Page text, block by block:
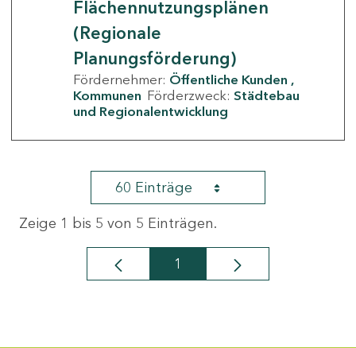
Flächennutzungsplänen
(Regionale
Planungsförderung)
Fördernehmer: Öffentliche Kunden
Kommunen Förderzweck: Städtebau
und Regionalentwicklung
60 Einträge
Zeige 1 bis 5 von 5 Einträgen.
Seite
1